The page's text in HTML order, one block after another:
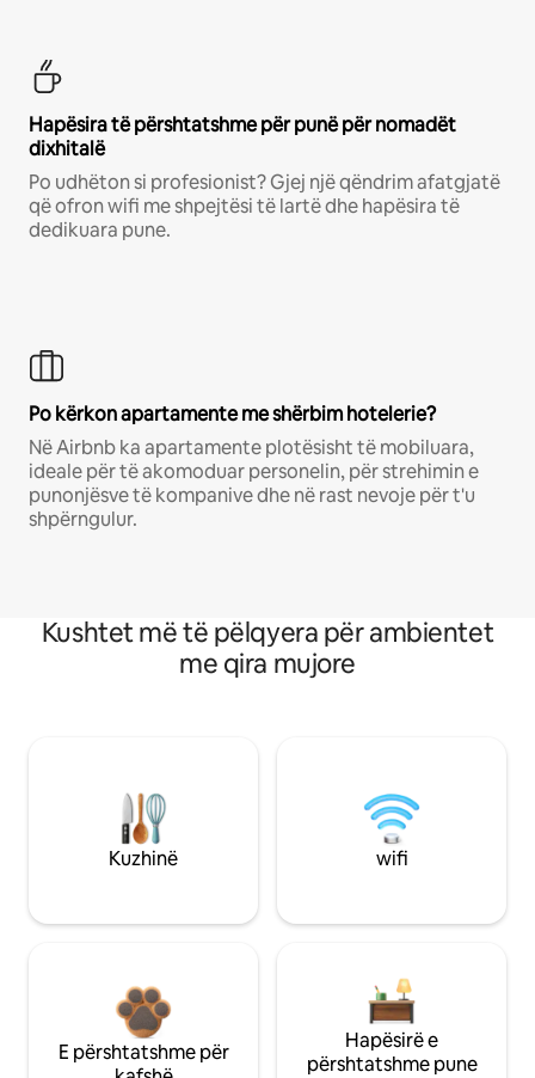
Hapësira të përshtatshme për punë për nomadët
dixhitalë
Po udhëton si profesionist? Gjej një qëndrim afatgjatë
që ofron wifi me shpejtësi të lartë dhe hapësira të
dedikuara pune.
Po kërkon apartamente me shërbim hotelerie?
Në Airbnb ka apartamente plotësisht të mobiluara,
ideale për të akomoduar personelin, për strehimin e
punonjësve të kompanive dhe në rast nevoje për t'u
shpërngulur.
Kushtet më të pëlqyera për ambientet
me qira mujore
Kuzhinë wifi
E përshtatshme për
Hapësirë e
përshtatshme pune